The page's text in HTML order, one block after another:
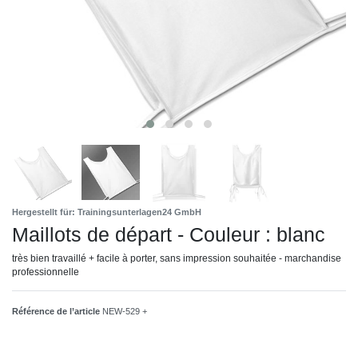
Hergestellt für: Trainingsunterlagen24 GmbH
Maillots de départ - Couleur : blanc
très bien travaillé + facile à porter, sans impression souhaitée - marchandise
professionnelle
Référence de l’article NEW-529 +